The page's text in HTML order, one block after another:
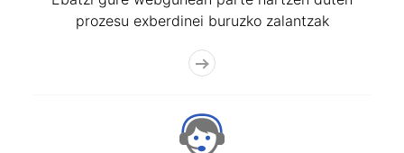
prozesu exberdinei buruzko zalantzak